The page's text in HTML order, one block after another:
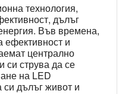
технология,
дълъг
Във времена,
ефективност и
централно
си струва да се
на LED
си дълъг живот и